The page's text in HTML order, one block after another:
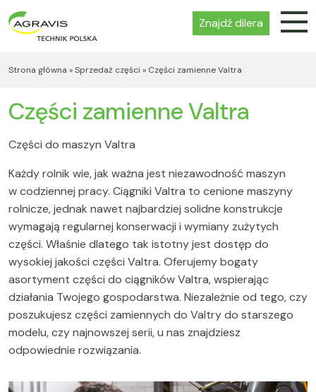
Znajdź dilera
Strona główna »Sprzedaż części » Części zamienne Valtra
Części zamienne Valtra
Części do maszyn Valtra
Każdy rolnik wie, jak ważna jest niezawodność maszyn
w codziennej pracy. Ciągniki Valtra to cenione maszyny
rolnicze, jednak nawet najbardziej solidne konstrukcje
wymagają regularnej konserwacji i wymiany zużytych
części. Właśnie dlatego tak istotny jest dostęp do
wysokiej jakości części Valtra. Oferujemy bogaty
asortyment części do ciągników Valtra, wspierając
działania Twojego gospodarstwa. Niezależnie od tego, czy
poszukujesz części zamiennych do Valtry do starszego
modelu, czy najnowszej serii, u nas znajdziesz
odpowiednie rozwiązania.